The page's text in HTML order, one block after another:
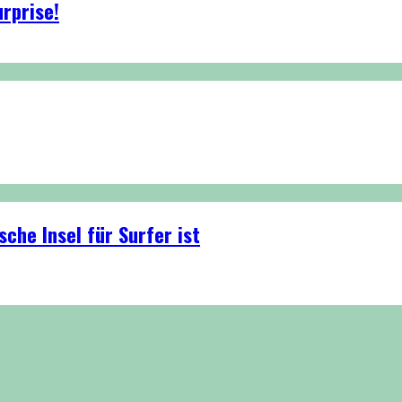
Insel für Surfer ist